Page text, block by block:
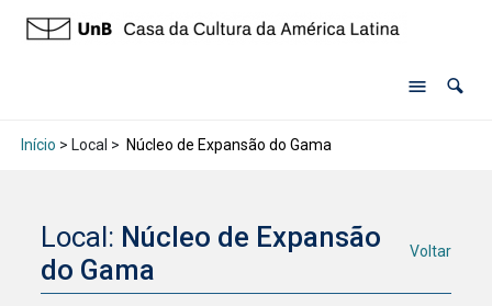
Início > Local > Núcleo de Expansão do Gama
Local: Núcleo de Expansão
do Gama
Voltar